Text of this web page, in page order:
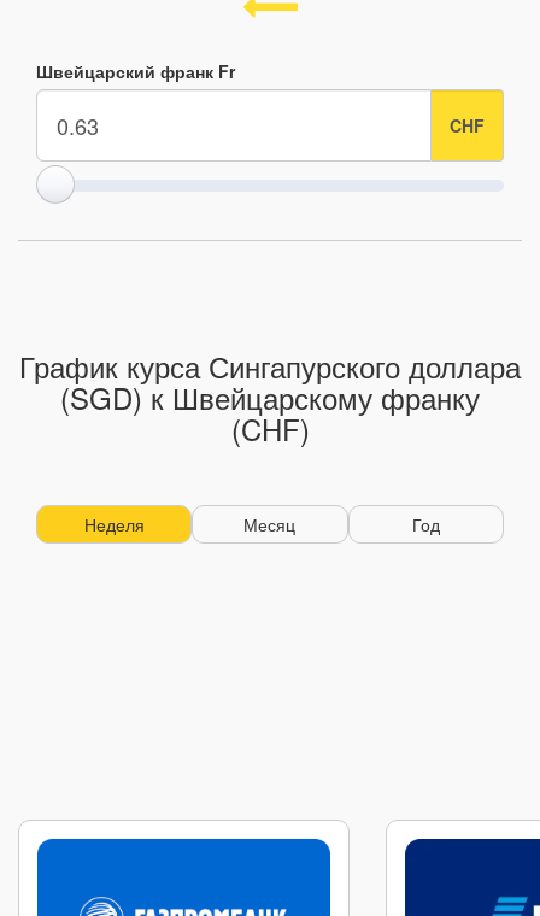
Швейцарский франк Fr
График курса Сингапурского доллара
(SGD) к Швейцарскому франку
(CHF)
Неделя Месяц Год